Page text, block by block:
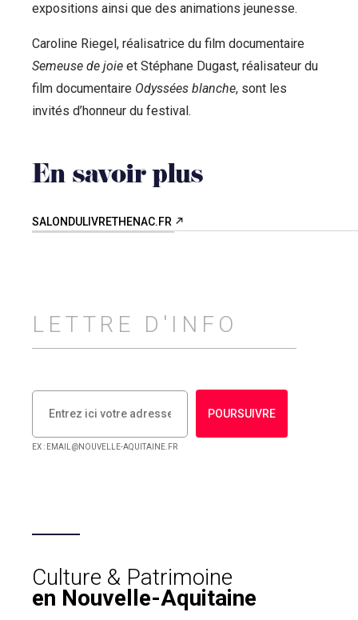
expositions ainsi que des animations jeunesse.
Caroline Riegel, réalisatrice du film documentaire
Semeuse de joie et Stéphane Dugast, réalisateur du
film documentaire Odyssées blanche, sont les
invités d’honneur du festival.
En savoir plus
SALONDULIVRETHENAC.FR
LETTRE D'INFO
POURSUIVRE
EX : EMAIL@NOUVELLE-AQUITAINE.FR
Culture & Patrimoine
en Nouvelle-Aquitaine